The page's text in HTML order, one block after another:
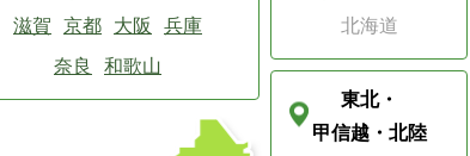
北海道
東北・
甲信越・北陸
滋賀
京都 大阪
兵庫
奈良
和歌山